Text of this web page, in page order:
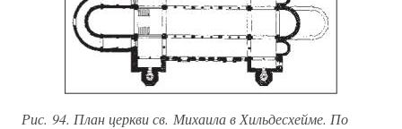
Рис. 94. План церкви св. Михаила в Хильдесхейме. По